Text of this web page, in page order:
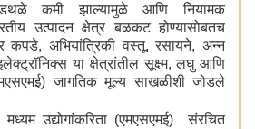
अडथळे कमी झाल्यामुळे आणि नियामक
उत्पादन क्षेत्र बळकट होण्यासोबतच
कपडे, अभियांत्रिकी वस्तू, रसायने, अन्न
या क्षेत्रांतील सूक्ष्म, लघु आणि
जागतिक मूल्य साखळीशी जोडले
उद्योगांकरिता (एमएसएमई) संरचित